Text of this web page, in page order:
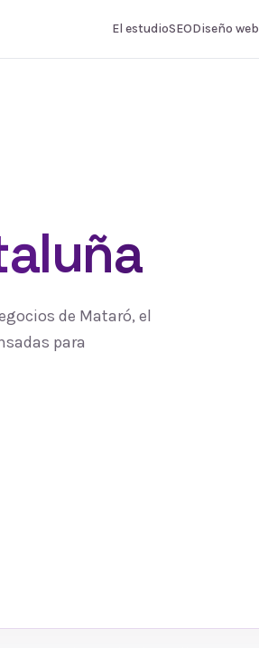
El estudioSEODiseño web
de Mataró, el
para